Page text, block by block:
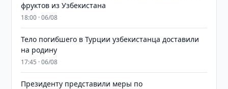
фруктов из Узбекистана
18:00 · 06/08
Тело погибшего в Турции узбекистанца доставили
на родину
17:45 · 06/08
Президенту представили меры по